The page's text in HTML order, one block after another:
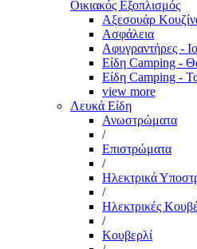
Οικιακός Εξοπλισμός
Αξεσουάρ
Ασφάλεια
Αφυγραντήρες -
Είδη Camping -
Είδη Camping -
view more
Λευκά Είδη
Ανωστρώματα
/
Επιστρώματα
/
Ηλεκτρικά
/
Ηλεκτρικές
/
Κουβερλί